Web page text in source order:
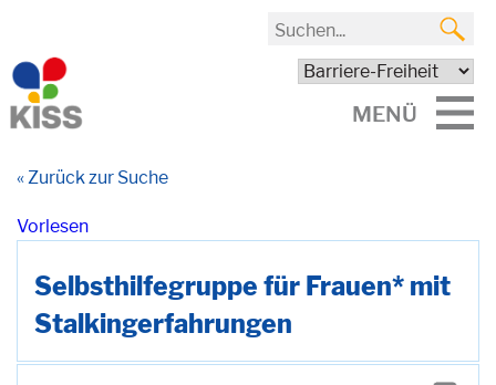
MENÜ
« Zurück zur Suche
Vorlesen
Selbsthilfegruppe für Frauen* mit
Stalkingerfahrungen